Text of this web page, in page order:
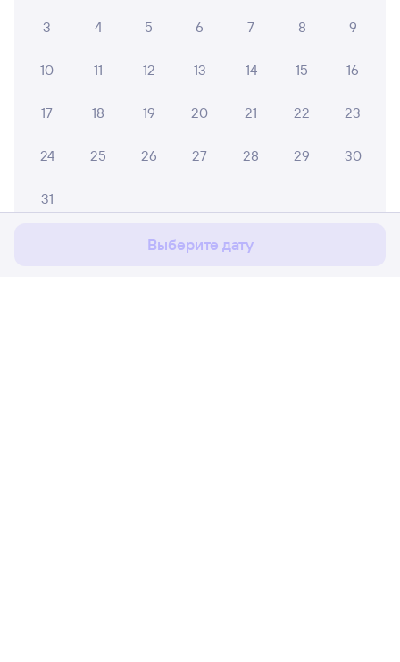
с сайтом.
3 4 5 6 7 8 9
10 11 12 13 14 15 16
17 18 19 20 21 22 23
24 25 26 27 28 29 30
31
Выберите дату